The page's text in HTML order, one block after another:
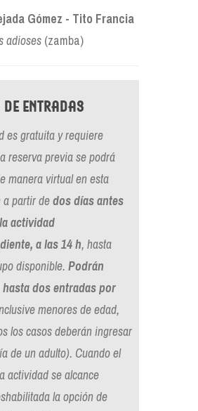
Gómez - Tito Francia
adioses (zamba)
de entradas
es gratuita y requiere
reserva previa se podrá
manera virtual en esta
partir dedos días antes
actividad
a las 14 h, hasta
disponible. Podrán
dos entradas por
menores de edad,
los casos deberán ingresar
de un adulto). Cuando el
actividad se alcance
la opción de